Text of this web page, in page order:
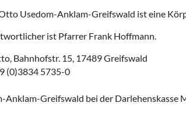
Usedom-Anklam-Greifswald ist eine
ist Pfarrer Frank Hoffmann.
Bahnhofstr. 15, 17489 Greifswald
(0)3834 5735-0
Anklam-Greifswald bei der Darlehenskasse